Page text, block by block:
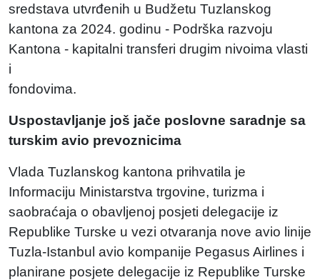
sredstava utvrđenih u Budžetu Tuzlanskog
kantona za 2024. godinu - Podrška razvoju
Kantona - kapitalni transferi drugim nivoima vlasti
i
fondovima.
Uspostavljanje još jače poslovne saradnje sa
turskim avio prevoznicima
Vlada Tuzlanskog kantona prihvatila je
Informaciju Ministarstva trgovine, turizma i
saobraćaja o obavljenoj posjeti delegacije iz
Republike Turske u vezi otvaranja nove avio linije
Tuzla-Istanbul avio kompanije Pegasus Airlines i
planirane posjete delegacije iz Republike Turske